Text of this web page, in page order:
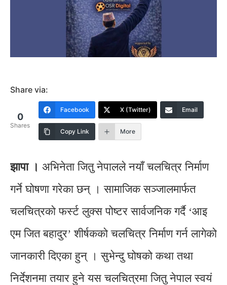
Share via:
0
Shares
Facebook X (Twitter) Email
Copy Link More
झापा । अभिनेता जितु नेपालले नयाँ चलचित्र निर्माण
गर्ने घोषणा गरेका छन् । सामाजिक सञ्जालमार्फत
चलचित्रको फर्स्ट लुक्स पोष्टर सार्वजनिक गर्दै ‘आइ
एम जित बहादुर’ शीर्षकको चलचित्र निर्माण गर्न लागेको
जानकारी दिएका हुन् । सुभेन्दु घोषको कथा तथा
निर्देशनमा तयार हुने यस चलचित्रमा जितु नेपाल स्वयं